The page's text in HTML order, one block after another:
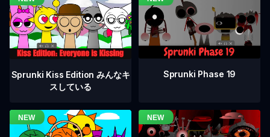
Sprunki Kiss Edition みんなキ
スしている
Sprunki Phase 19